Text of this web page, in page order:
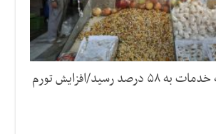
تورم نقطه‌به‌نقطه خدمات به ۵۸ درصد رسید/افزایش تورم